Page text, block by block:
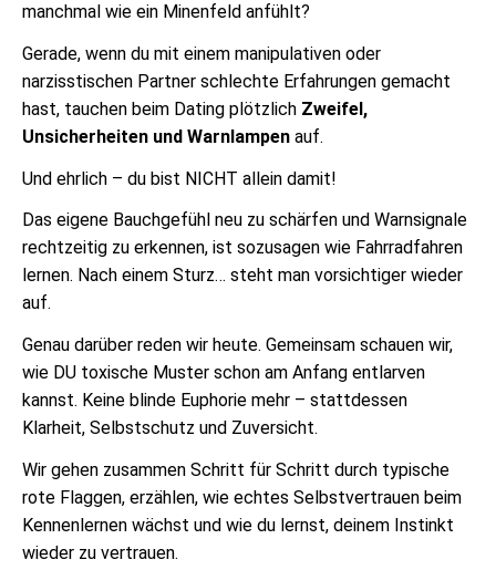
manchmal wie ein Minenfeld anfühlt?
Gerade, wenn du mit einem manipulativen oder
narzisstischen Partner schlechte Erfahrungen gemacht
hast, tauchen beim Dating plötzlich Zweifel,
Unsicherheiten und Warnlampen auf.
Und ehrlich – du bist NICHT allein damit!
Das eigene Bauchgefühl neu zu schärfen und Warnsignale
rechtzeitig zu erkennen, ist sozusagen wie Fahrradfahren
lernen. Nach einem Sturz… steht man vorsichtiger wieder
auf.
Genau darüber reden wir heute. Gemeinsam schauen wir,
wie DU toxische Muster schon am Anfang entlarven
kannst. Keine blinde Euphorie mehr – stattdessen
Klarheit, Selbstschutz und Zuversicht.
Wir gehen zusammen Schritt für Schritt durch typische
rote Flaggen, erzählen, wie echtes Selbstvertrauen beim
Kennenlernen wächst und wie du lernst, deinem Instinkt
wieder zu vertrauen.